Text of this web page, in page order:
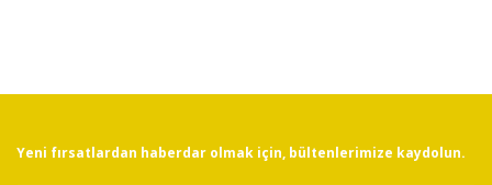
Yeni fırsatlardan haberdar olmak için, bültenlerimize kaydolun.